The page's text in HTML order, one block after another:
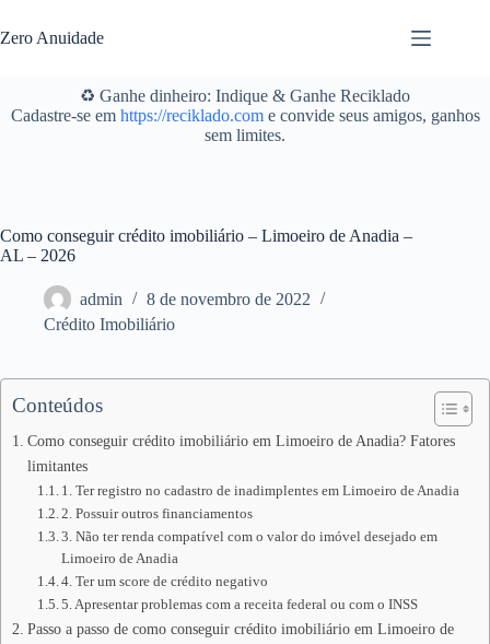
para
o
Zero Anuidade
♻️ Ganhe dinheiro: Indique & Ganhe Reciklado
Cadastre-se em https://reciklado.come convide seus amigos, ganhos
sem limites.
Como conseguir crédito imobiliário – Limoeiro de Anadia –
AL – 2026
admin
8 de novembro de 2022
Crédito Imobiliário
Conteúdos
Como conseguir crédito imobiliário em Limoeiro de Anadia? Fatores
limitantes
1. Ter registro no cadastro de inadimplentes em Limoeiro de Anadia
2. Possuir outros financiamentos
3. Não ter renda compatível com o valor do imóvel desejado em
Limoeiro de Anadia
4. Ter um score de crédito negativo
5. Apresentar problemas com a receita federal ou com o INSS
Passo a passo de como conseguir crédito imobiliário em Limoeiro de